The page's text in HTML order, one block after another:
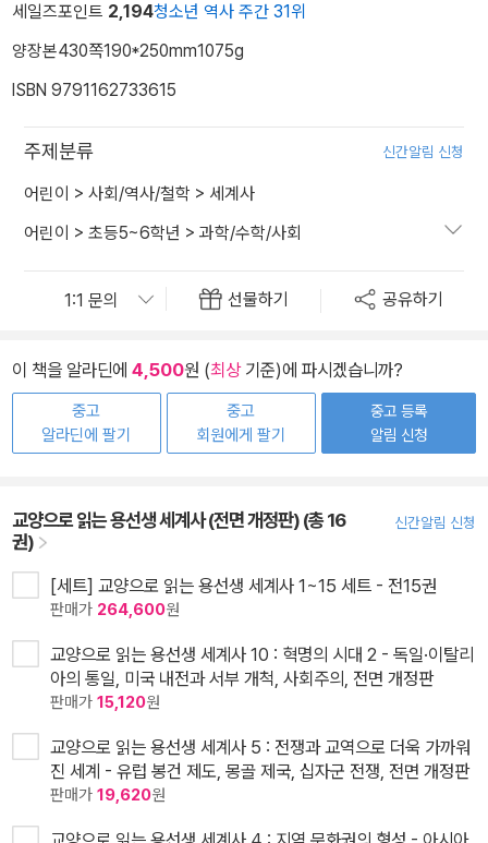
세일즈포인트 2,194청소년 역사 주간 31위
양장본430쪽190*250mm1075g
ISBN 9791162733615
주제분류 신간알림 신청
어린이 > 사회/역사/철학 > 세계사
어린이 > 초등5~6학년 > 과학/수학/사회
선물하기 공유하기
이 책을 알라딘에 4,500원 (최상기준)에 파시겠습니까?
중고
알라딘에 팔기
중고
회원에게 팔기
중고 등록
알림 신청
교양으로 읽는 용선생 세계사 (전면 개정판) (총 16
권)
신간알림 신청
[세트] 교양으로 읽는 용선생 세계사 1~15 세트 - 전15권
판매가 264,600원
교양으로 읽는 용선생 세계사 10 : 혁명의 시대 2 - 독일·이탈리
아의 통일, 미국 내전과 서부 개척, 사회주의, 전면 개정판
판매가 15,120원
교양으로 읽는 용선생 세계사 5 : 전쟁과 교역으로 더욱 가까워
진 세계 - 유럽 봉건 제도, 몽골 제국, 십자군 전쟁, 전면 개정판
판매가 19,620원